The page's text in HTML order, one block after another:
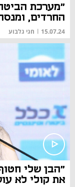
"מערכת
החרדים,
15.07.24
| חגי גלבוע
"הבן שלי
את קולי לא